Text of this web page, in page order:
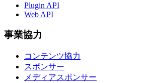
Plugin API
Web API
事業協力
コンテンツ協力
スポンサー
メディアスポンサー